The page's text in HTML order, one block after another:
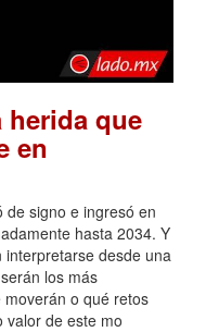
herida que
en
de signo e ingresó en
hasta 2034. Y
desde una
los más
o qué retos
de este mo